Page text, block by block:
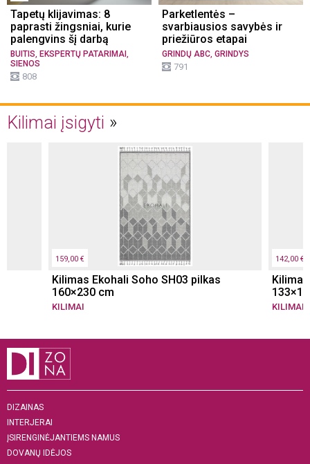
Tapetų klijavimas: 8
paprasti žingsniai, kurie
palengvins šį darbą
BUITIS, EKSPERTŲ PATARIMAI ,
SIENOS
808
Parketlentės –
svarbiausios savybės ir
priežiūros etapai
GRINDŲ ABC, GRINDYS
791
Kilimai įsigyti
159,00 €
Kilimas Ekohali Soho SH03 pilkas
160×230 cm
KILIMAI
142,00 €
KILIMAI
DIZAINAS
INTERJERAI
ĮSIRENGINĖJANTIEMS NAMUS
DOVANŲ IDĖJOS